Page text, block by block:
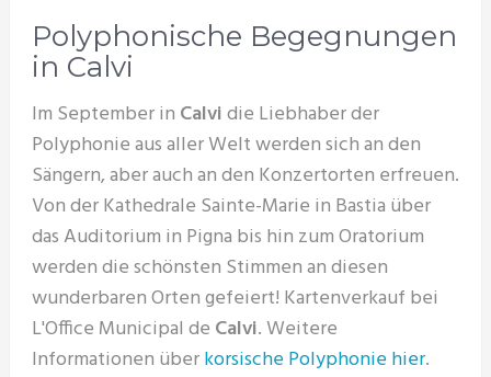
Polyphonische Begegnungen
in Calvi
Im September in Calvidie Liebhaber der
Polyphonie aus aller Welt werden sich an den
Sängern, aber auch an den Konzertorten erfreuen.
Von der Kathedrale Sainte-Marie in Bastia über
das Auditorium in Pigna bis hin zum Oratorium
werden die schönsten Stimmen an diesen
wunderbaren Orten gefeiert! Kartenverkauf bei
L'Office Municipal de Calvi. Weitere
Informationen überkorsische Polyphonie hier.